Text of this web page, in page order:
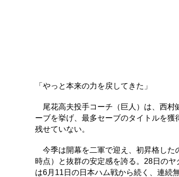
「やっと本来の力を戻してきた」
尾花高夫投手コーチ（巨人）は、西村
ーブを挙げ、最多セーブのタイトルを
残せていない。
今季は開幕を二軍で迎え、初昇格した
時点）と抜群の安定感を誇る。28日の
は6月11日の日本ハム戦から続く、連続